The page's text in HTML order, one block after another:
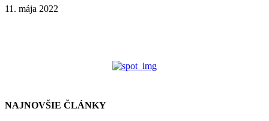
11. mája 2022
NAJNOVŠIE ČLÁNKY